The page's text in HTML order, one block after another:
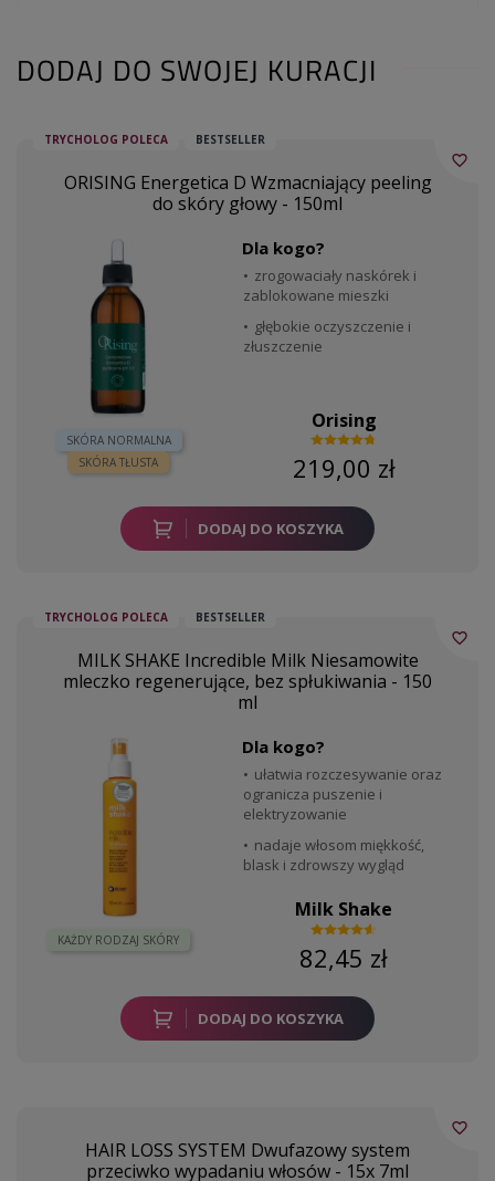
DODAJ DO SWOJEJ KURACJI
TRYCHOLOG POLECA BESTSELLER
ORISING Energetica D Wzmacniający peeling
do skóry głowy - 150ml
SKÓRA NORMALNA
SKÓRA TŁUSTA
Dla kogo?
zrogowaciały naskórek i
zablokowane mieszki
głębokie oczyszczenie i
złuszczenie
Orising
219,00 zł
DODAJ DO KOSZYKA
favorite_border
TRYCHOLOG POLECA BESTSELLER
MILK SHAKE Incredible Milk Niesamowite
mleczko regenerujące, bez spłukiwania - 150
ml
KAŻDY RODZAJ SKÓRY
Dla kogo?
ułatwia rozczesywanie oraz
ogranicza puszenie i
elektryzowanie
nadaje włosom miękkość,
blask i zdrowszy wygląd
Milk Shake
82,45 zł
DODAJ DO KOSZYKA
favorite_border
HAIR LOSS SYSTEM Dwufazowy system
przeciwko wypadaniu włosów - 15x 7ml
favorite_border